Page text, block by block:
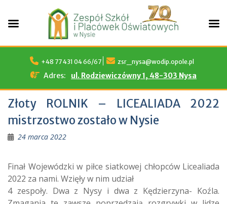
Skip
+48 77 431 04 66/67 zsr_nysa@wodip.opole.pl
Adres: ul. Rodziewiczówny 1, 48-303 Nysa
Złoty ROLNIK – LICEALIADA 2022
mistrzostwo zostało w Nysie
24 marca 2022
Finał Wojewódzki w piłce siatkowej chłopców Licealiada
2022 za nami. Wzięły w nim udział
4 zespoły. Dwa z Nysy i dwa z Kędzierzyna- Koźla.